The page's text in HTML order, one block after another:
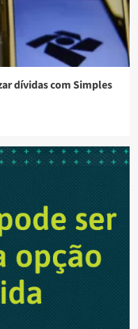
dívidas com Simples